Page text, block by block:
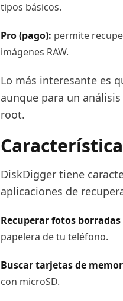
tipos básicos.
Pro (pago): permite
imágenes RAW.
Lo más interesante es
aunque para un
root.
DiskDigger tiene
aplicaciones de
Recuperar fotos
papelera de tu teléfono.
Buscar tarjetas de
con microSD.